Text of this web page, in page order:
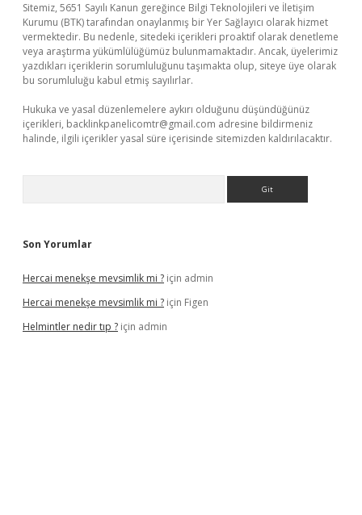
Sitemiz, 5651 Sayılı Kanun gereğince Bilgi Teknolojileri ve İletişim
Kurumu (BTK) tarafından onaylanmış bir Yer Sağlayıcı olarak hizmet
vermektedir. Bu nedenle, sitedeki içerikleri proaktif olarak denetleme
veya araştırma yükümlülüğümüz bulunmamaktadır. Ancak, üyelerimiz
yazdıkları içeriklerin sorumluluğunu taşımakta olup, siteye üye olarak
bu sorumluluğu kabul etmiş sayılırlar.
Hukuka ve yasal düzenlemelere aykırı olduğunu düşündüğünüz
içerikleri, backlinkpanelicomtr@gmail.com adresine bildirmeniz
halinde, ilgili içerikler yasal süre içerisinde sitemizden kaldırılacaktır.
Son Yorumlar
Hercai menekşe mevsimlik mi ? için admin
Hercai menekşe mevsimlik mi ? için Figen
Helmintler nedir tıp ? için admin